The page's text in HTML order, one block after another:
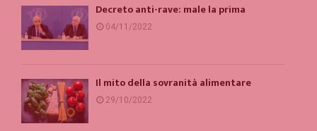
Decreto anti-rave: male la prima
04/11/2022
Il mito della sovranità alimentare
29/10/2022